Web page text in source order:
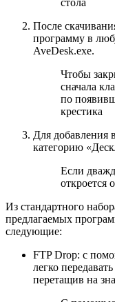
После
программу в
AveDesk.exe.
Чтобы
сначала
по
крестика
Для добавления
категорию
Если
откроется
Из стандартного
предлагаемых
следующие:
FTP Drop: с
легко
перетащив на